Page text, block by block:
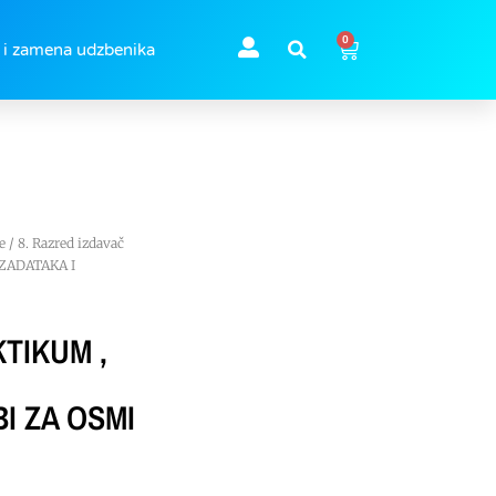
zamena udzbenika
0
/ 8. Razred izdavač
I
,
ZA OSMI